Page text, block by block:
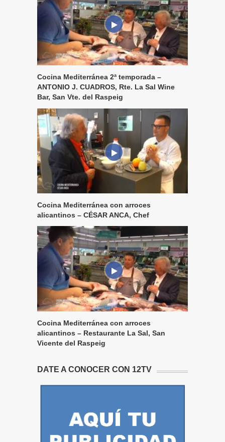
Cocina Mediterránea 2ª temporada –
ANTONIO J. CUADROS, Rte. La Sal Wine
Bar, San Vte. del Raspeig
Cocina Mediterránea con arroces
alicantinos – CÉSAR ANCA, Chef
Cocina Mediterránea con arroces
alicantinos – Restaurante La Sal, San
Vicente del Raspeig
DATE A CONOCER CON 12TV